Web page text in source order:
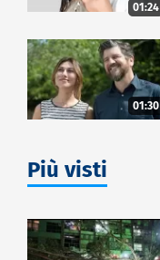
01:24
01:30
Più visti